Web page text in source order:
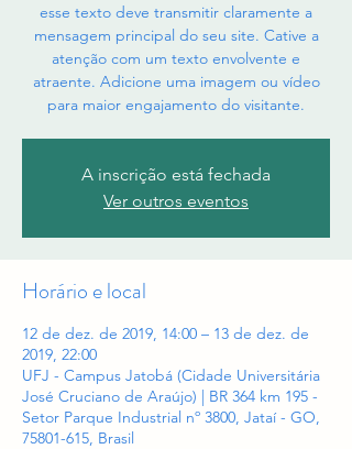
esse texto deve transmitir claramente a
mensagem principal do seu site. Cative a
atenção com um texto envolvente e
atraente. Adicione uma imagem ou vídeo
para maior engajamento do visitante.
A inscrição está fechada
Ver outros eventos
Horário e local
12 de dez. de 2019, 14:00 – 13 de dez. de
2019, 22:00
UFJ - Campus Jatobá (Cidade Universitária
José Cruciano de Araújo) | BR 364 km 195 -
Setor Parque Industrial nº 3800, Jataí - GO,
75801-615, Brasil